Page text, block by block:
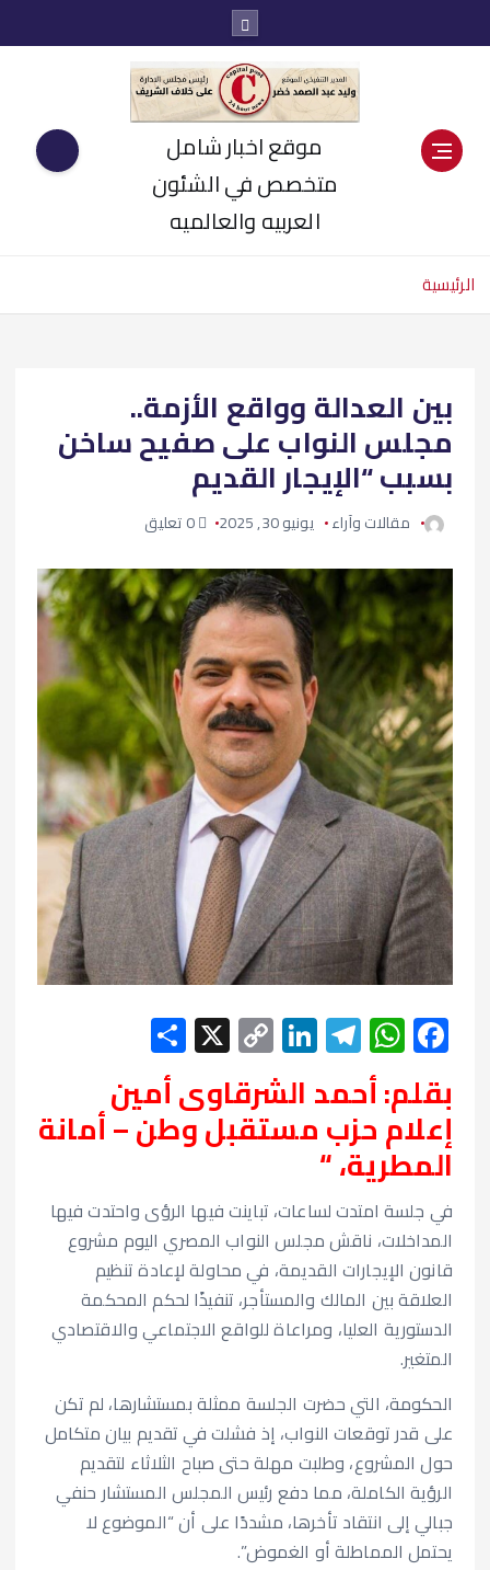
م
موقع اخبار شامل
متخصص في الشئون
العربيه والعالميه
الرئيسية
بين العدالة وواقع الأزمة..
مجلس النواب على صفيح ساخن
بسبب “الإيجار القديم
مقالات وآراء يونيو 30, 2025 0 تعليق
F
ac
e
b
o
o
k
W
h
at
s
A
p
p
T
el
e
gr
a
m
Li
n
ke
dI
C
o
p
y
n
k
X
h
ar
e
بقلم: أحمد الشرقاوى أمين
إعلام حزب مستقبل وطن – أمانة
المطرية، “
في جلسة امتدت لساعات، تباينت فيها الرؤى واحتدت فيها
المداخلات، ناقش مجلس النواب المصري اليوم مشروع
قانون الإيجارات القديمة، في محاولة لإعادة تنظيم
العلاقة بين المالك والمستأجر، تنفيذًا لحكم المحكمة
الدستورية العليا، ومراعاة للواقع الاجتماعي والاقتصادي
المتغير.
الحكومة، التي حضرت الجلسة ممثلة بمستشارها، لم تكن
على قدر توقعات النواب، إذ فشلت في تقديم بيان متكامل
حول المشروع، وطلبت مهلة حتى صباح الثلاثاء لتقديم
الرؤية الكاملة، مما دفع رئيس المجلس المستشار حنفي
جبالي إلى انتقاد تأخرها، مشددًا على أن “الموضوع لا
يحتمل المماطلة أو الغموض”.